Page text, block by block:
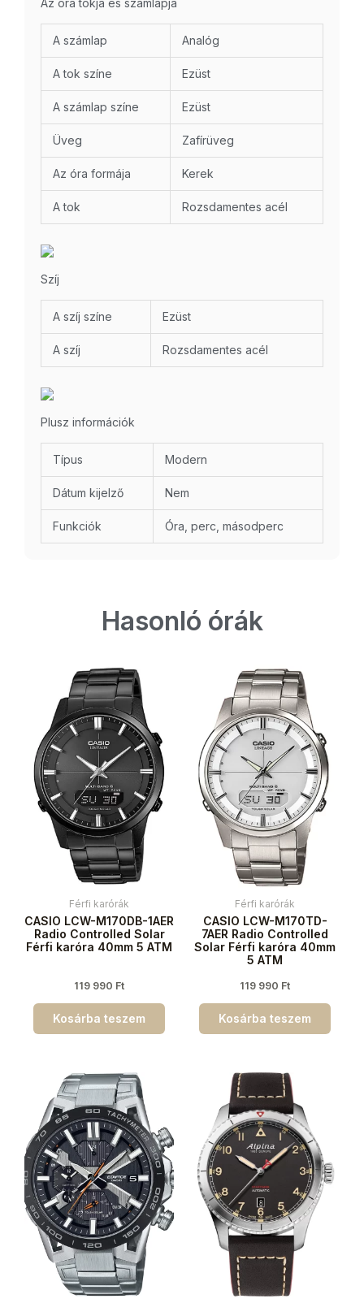
Az óra tokja és számlapja
A számlap Analóg
A tok színe Ezüst
A számlap színe Ezüst
Üveg Zafírüveg
Az óra formája Kerek
A tok Rozsdamentes acél
Szíj
A szíj színe Ezüst
A szíj Rozsdamentes acél
Plusz információk
Típus Modern
Dátum kijelző Nem
Funkciók Óra, perc, másodperc
Hasonló órák
Férfi karórák
CASIO LCW-M170DB-1AER
Radio Controlled Solar
Férfi karóra 40mm 5 ATM
119 990 Ft
Kosárba teszem
Férfi karórák
CASIO LCW-M170TD-
7AER Radio Controlled
Solar Férfi karóra 40mm
5 ATM
119 990 Ft
Kosárba teszem